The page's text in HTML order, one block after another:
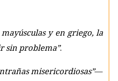
y en griego, la
sin problema”.
misericordiosas”—